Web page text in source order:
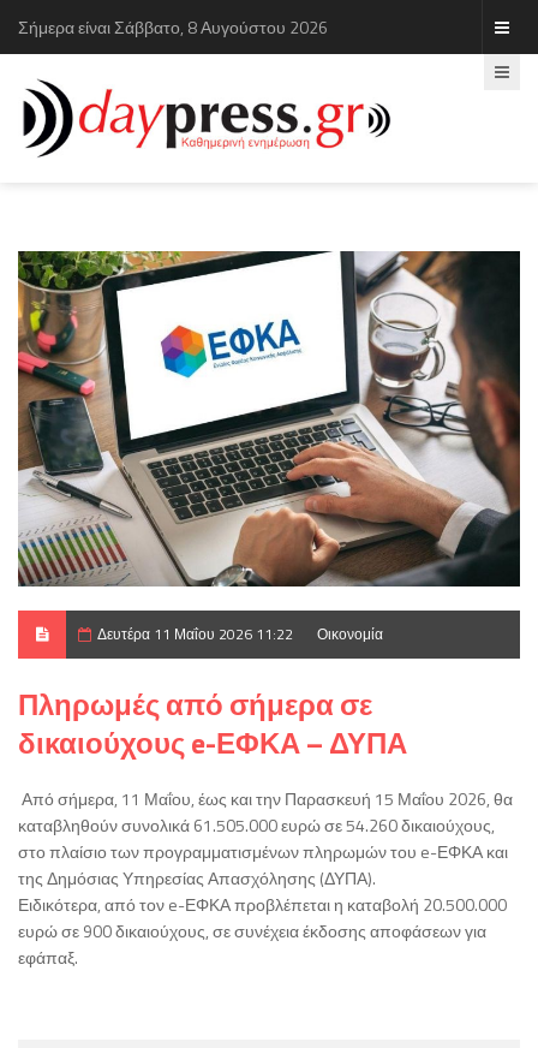
Σήμερα είναι Σάββατο, 8 Αυγούστου 2026
Δευτέρα 11 Μαΐου 2026 11:22 Οικονομία
Πληρωμές από σήμερα σε
δικαιούχους e-ΕΦΚΑ – ΔΥΠΑ
Από σήμερα, 11 Μαΐου, έως και την Παρασκευή 15 Μαΐου 2026, θα
καταβληθούν συνολικά 61.505.000 ευρώ σε 54.260 δικαιούχους,
στο πλαίσιο των προγραμματισμένων πληρωμών του e-ΕΦΚΑ και
της Δημόσιας Υπηρεσίας Απασχόλησης (ΔΥΠΑ).
Ειδικότερα, από τον e-ΕΦΚΑ προβλέπεται η καταβολή 20.500.000
ευρώ σε 900 δικαιούχους, σε συνέχεια έκδοσης αποφάσεων για
εφάπαξ.